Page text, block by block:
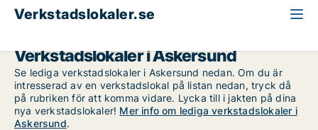
Verkstadslokaler.se
Verkstadslokaler i Askersund
Se lediga verkstadslokaler i Askersund nedan. Om du är
intresserad av en verkstadslokal på listan nedan, tryck då
på rubriken för att komma vidare. Lycka till i jakten på dina
nya verkstadslokaler! Mer info om lediga verkstadslokaler i
Askersund.